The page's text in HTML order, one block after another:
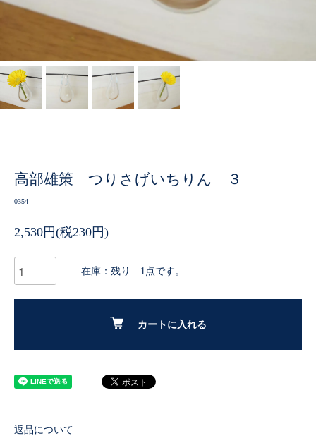
高部雄策 つりさげいちりん ３
0354
2,530円(税230円)
在庫：残り 1点です。
カートに入れる
返品について